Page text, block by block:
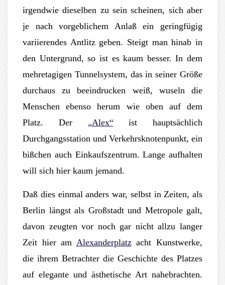
irgendwie dieselben zu sein scheinen, sich aber
je nach vorgeblichem Anlaß ein geringfügig
variierendes Antlitz geben. Steigt man hinab in
den Untergrund, so ist es kaum besser. In dem
mehretagigen Tunnelsystem, das in seiner Größe
durchaus zu beeindrucken weiß, wuseln die
Menschen ebenso herum wie oben auf dem
Platz. Der „Alex“ist hauptsächlich
Durchgangsstation und Verkehrsknotenpunkt, ein
bißchen auch Einkaufszentrum. Lange aufhalten
will sich hier kaum jemand.
Daß dies einmal anders war, selbst in Zeiten, als
Berlin längst als Großstadt und Metropole galt,
davon zeugten vor noch gar nicht allzu langer
Zeit hier am Alexanderplatzacht Kunstwerke,
die ihrem Betrachter die Geschichte des Platzes
auf elegante und ästhetische Art nahebrachten.